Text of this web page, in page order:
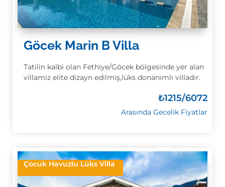
Göcek Marin B Villa
Tatilin kalbi olan Fethiye/Göcek bölgesinde yer alan
villamiz elite dizayn edilmiş,lüks donanımlı villadır.
₺1215/6072
Arasında Gecelik Fiyatlar
Çocuk Havuzlu Lüks Villa